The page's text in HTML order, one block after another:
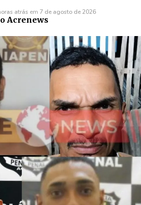
atrás em 7 de agosto de 2026
Acrenews